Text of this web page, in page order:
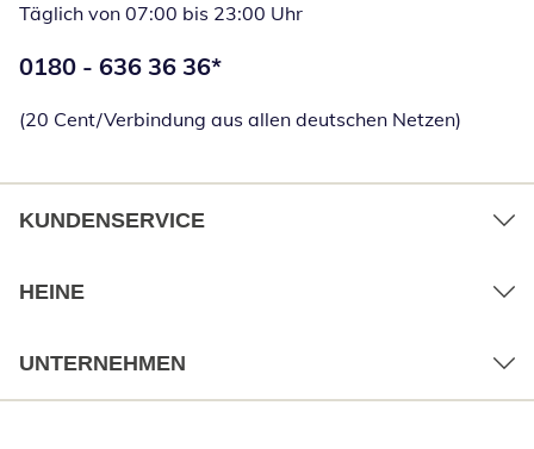
Täglich von 07:00 bis 23:00 Uhr
Telefonnummer:
0180 - 636 36 36*
(20 Cent/Verbindung aus allen deutschen Netzen)
KUNDENSERVICE
HEINE
UNTERNEHMEN